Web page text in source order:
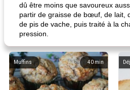
dû être moins que savoureux
partir de graisse de bœuf, de lait,
de pis de vache, puis traité à la
pression.
40 min
Muffins